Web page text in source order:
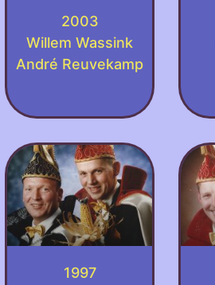
2003
Willem Wassink
André Reuvekamp
1997